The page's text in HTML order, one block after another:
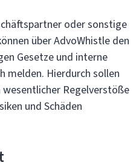
oder sonstige
über AdvoWhistle den
Gesetze und interne
melden. Hierdurch sollen
Regelverstöße
und Schäden